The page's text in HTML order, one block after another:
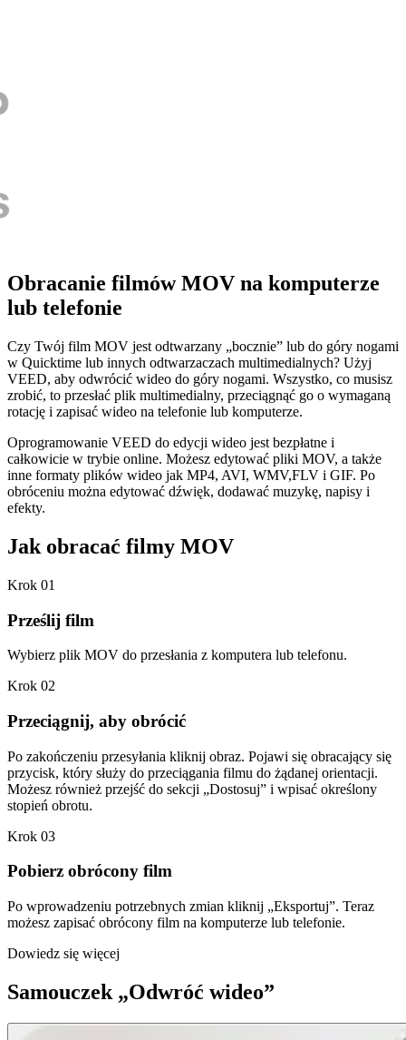
Obracanie filmów MOV na komputerze
lub telefonie
Czy Twój film MOV jest odtwarzany „bocznie” lub do góry nogami
w Quicktime lub innych odtwarzaczach multimedialnych? Użyj
VEED, aby odwrócić wideo do góry nogami. Wszystko, co musisz
zrobić, to przesłać plik multimedialny, przeciągnąć go o wymaganą
rotację i zapisać wideo na telefonie lub komputerze.
Oprogramowanie VEED do edycji wideo jest bezpłatne i
całkowicie w trybie online. Możesz edytować pliki MOV, a także
inne formaty plików wideo jak MP4, AVI, WMV,FLV i GIF. Po
obróceniu można edytować dźwięk, dodawać muzykę, napisy i
efekty.
Jak obracać filmy MOV
Krok 01
Prześlij film
Wybierz plik MOV do przesłania z komputera lub telefonu.
Krok 02
Przeciągnij, aby obrócić
Po zakończeniu przesyłania kliknij obraz. Pojawi się obracający się
przycisk, który służy do przeciągania filmu do żądanej orientacji.
Możesz również przejść do sekcji „Dostosuj” i wpisać określony
stopień obrotu.
Krok 03
Pobierz obrócony film
Po wprowadzeniu potrzebnych zmian kliknij „Eksportuj”. Teraz
możesz zapisać obrócony film na komputerze lub telefonie.
Dowiedz się więcej
Samouczek „Odwróć wideo”